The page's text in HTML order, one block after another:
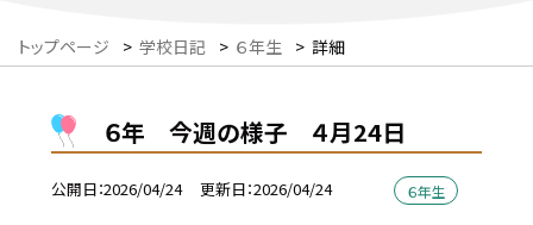
トップページ > 学校日記 > ６年生 > 詳細
６年 今週の様子 ４月24日
公開日 2026/04/24 更新日 2026/04/24 ６年生